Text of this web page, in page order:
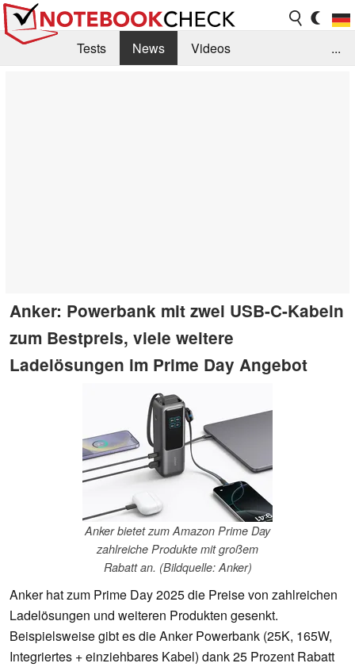
Tests News
Videos
...
Anker: Powerbank mit zwei USB-C-Kabeln
zum Bestpreis, viele weitere
Ladelösungen im Prime Day Angebot
Anker bietet zum Amazon Prime Day
zahlreiche Produkte mit großem
Rabatt an. (Bildquelle: Anker)
Anker hat zum Prime Day 2025 die Preise von zahlreichen
Ladelösungen und weiteren Produkten gesenkt.
Beispielsweise gibt es die Anker Powerbank (25K, 165W,
Integriertes + einziehbares Kabel) dank 25 Prozent Rabatt